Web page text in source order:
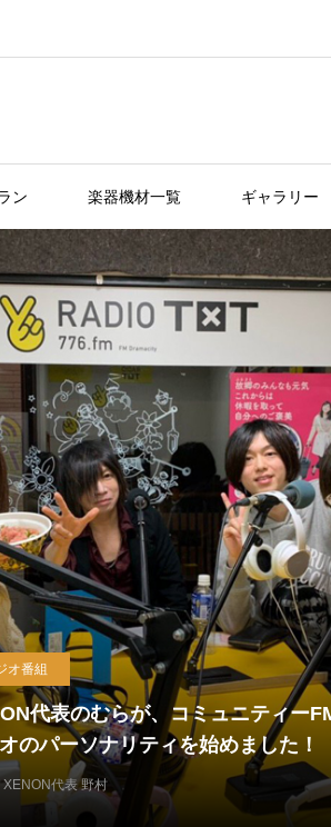
ン 楽器機材一覧 ギャラリー
料金プラン
DJイベント(ブッキ